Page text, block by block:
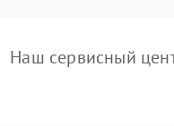
Наш сервисный